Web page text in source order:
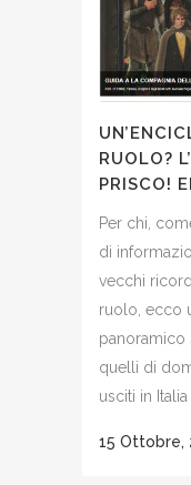
RUOLO?
PRISCO!
Per chi,
di
vecchi
ruolo, ecco
panoramico
quelli di
usciti in Italia
15 Ottobre,